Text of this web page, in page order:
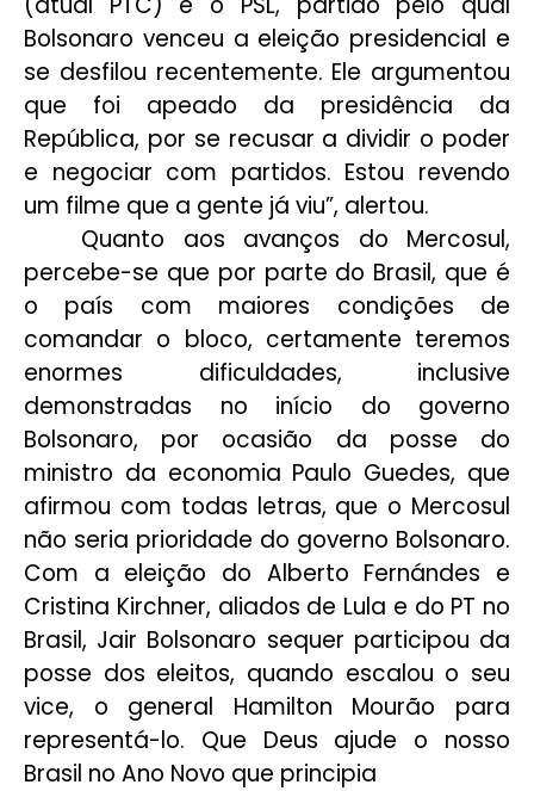
Bolsonaro venceu a eleição presidencial e
se desfilou recentemente. Ele argumentou
que foi apeado da presidência da
República, por se recusar a dividir o poder
e negociar com partidos. Estou revendo
um filme que a gente já viu”, alertou.
Quanto aos avanços do Mercosul,
percebe-se que por parte do Brasil, que é
o país com maiores condições de
comandar o bloco, certamente teremos
enormes dificuldades, inclusive
demonstradas no início do governo
Bolsonaro, por ocasião da posse do
ministro da economia Paulo Guedes, que
afirmou com todas letras, que o Mercosul
não seria prioridade do governo Bolsonaro.
Com a eleição do Alberto Fernándes e
Cristina Kirchner, aliados de Lula e do PT no
Brasil, Jair Bolsonaro sequer participou da
posse dos eleitos, quando escalou o seu
vice, o general Hamilton Mourão para
representá-lo. Que Deus ajude o nosso
Brasil no Ano Novo que principia